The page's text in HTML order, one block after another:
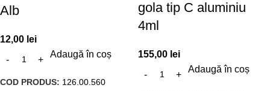
Alb
12,00 lei
Adaugă în coș
COD PRODUS: 126.00.560
gola tip C aluminiu
4ml
155,00 lei
Adaugă în coș